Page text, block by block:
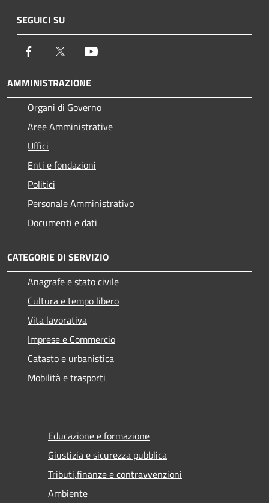
SEGUICI SU
Facebook Twitter
AMMINISTRAZIONE
Organi di Governo
Aree Amministrative
Uffici
Enti e fondazioni
Politici
Personale Amministrativo
Documenti e dati
CATEGORIE DI SERVIZIO
Anagrafe e stato civile
Cultura e tempo libero
Vita lavorativa
Imprese e Commercio
Catasto e urbanistica
Mobilità e trasporti
Educazione e formazione
Giustizia e sicurezza pubblica
Tributi,finanze e contravvenzioni
Ambiente